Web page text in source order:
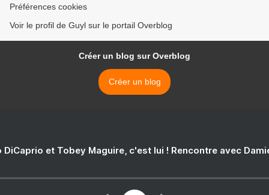
Préférences cookies
Voir le profil de Guyl sur le portail Overblog
Créer un blog sur Overblog
Créer un blog
DiCaprio et Tobey Maguire, c'est lui ! Rencontre avec